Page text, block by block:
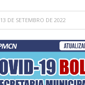
13 DE SETEMBRO DE 2022